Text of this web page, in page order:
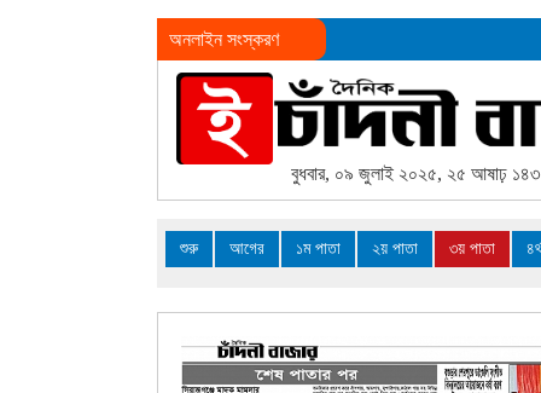
অনলাইন সংস্করণ
বুধবার, ০৯ জুলাই ২০২৫, ২৫ আষাঢ়
শুরু আগের ১ম পাতা ২য় পাতা ৩য় পাতা